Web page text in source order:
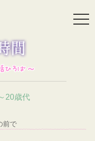
20歳代
前で